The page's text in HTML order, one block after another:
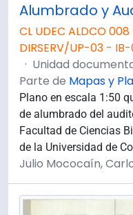
CL UDEC ALDCO
DIRSERV/UP-03 -
· Unidad
Parte de Mapas y
Plano en escala 1:50
de alumbrado del
Facultad de Ciencias
de la Universidad de
Julio Mococaín,